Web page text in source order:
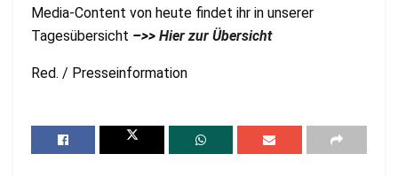
Media-Content von heute findet ihr in unserer
Tagesübersicht –>> Hier zur Übersicht
Red. / Presseinformation